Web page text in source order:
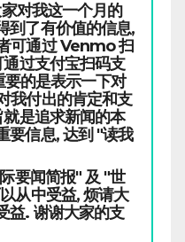
对我这一个月的
到了有价值的信息,
可通过 Venmo 扫
过支付宝扫码支
要的是表示一下对
我付出的肯定和支
是追求新闻的本
要信息, 达到 "读我
要闻简报" 及 "世
从中受益, 烦请大
益. 谢谢大家的支